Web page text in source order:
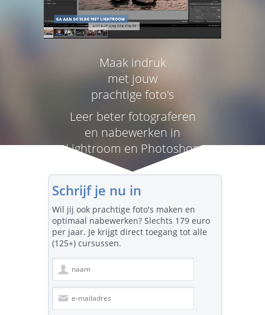
Maak indruk
met jouw
prachtige foto's
Leer beter fotograferen
en nabewerken in
Lightroom en Photoshop
Schrijf je nu in
Wil jij ook prachtige foto's maken en
optimaal nabewerken? Slechts 179 euro
per jaar. Je krijgt direct toegang tot alle
(125+) cursussen.